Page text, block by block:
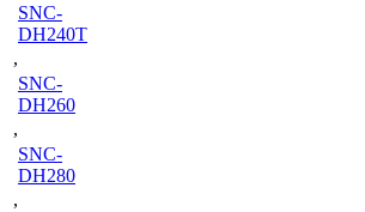
SNC-
DH240T
,
SNC-
DH260
,
SNC-
DH280
,